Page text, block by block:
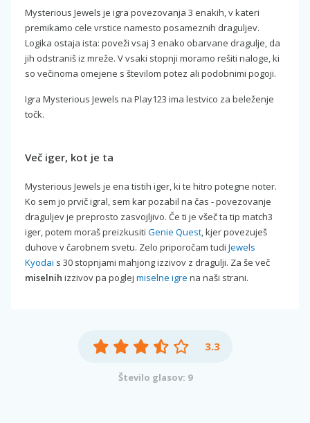
Mysterious Jewels je igra povezovanja 3 enakih, v kateri
premikamo cele vrstice namesto posameznih draguljev.
Logika ostaja ista: poveži vsaj 3 enako obarvane dragulje, da
jih odstraniš iz mreže. V vsaki stopnji moramo rešiti naloge, ki
so večinoma omejene s številom potez ali podobnimi pogoji.
Igra Mysterious Jewels na Play123 ima lestvico za beleženje
točk.
Več iger, kot je ta
Mysterious Jewels je ena tistih iger, ki te hitro potegne noter.
Ko sem jo prvič igral, sem kar pozabil na čas - povezovanje
draguljev je preprosto zasvojljivo. Če ti je všeč ta tip match3
iger, potem moraš preizkusiti Genie Quest, kjer povezuješ
duhove v čarobnem svetu. Zelo priporočam tudi Jewels
Kyodai s 30 stopnjami mahjong izzivov z dragulji. Za še več
miselnih izzivov pa poglej miselne igre na naši strani.
3.3
Število glasov: 9